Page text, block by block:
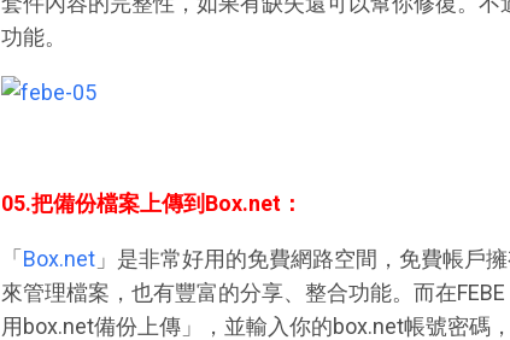
功能。
05.把備份檔案上傳到Box.net：
「 Box.net 」是非常好用的免費網路空間，免費帳戶
來管理檔案，也有豐富的分享、整合功能。而在
用box.net備份上傳」，並輸入你的box.net帳號密碼